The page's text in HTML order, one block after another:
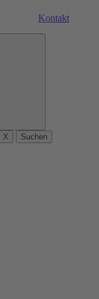
Kontakt
X Suchen